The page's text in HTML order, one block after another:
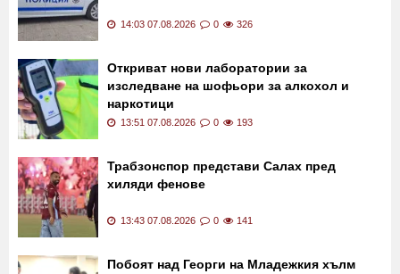
14:03 07.08.2026 0 326
Откриват нови лаборатории за
изследване на шофьори за алкохол и
наркотици
13:51 07.08.2026 0 193
Трабзонспор представи Салах пред
хиляди фенове
13:43 07.08.2026 0 141
Побоят над Георги на Младежкия хълм